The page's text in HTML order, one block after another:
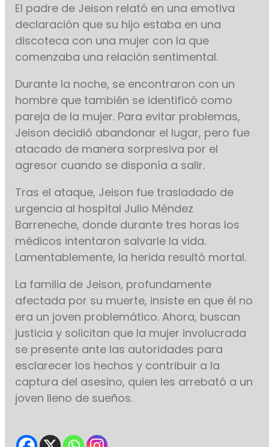
El padre de Jeison relató en una emotiva
declaración que su hijo estaba en una
discoteca con una mujer con la que
comenzaba una relación sentimental.
Durante la noche, se encontraron con un
hombre que también se identificó como
pareja de la mujer. Para evitar problemas,
Jeison decidió abandonar el lugar, pero fue
atacado de manera sorpresiva por el
agresor cuando se disponía a salir.
Tras el ataque, Jeison fue trasladado de
urgencia al hospital Julio Méndez
Barreneche, donde durante tres horas los
médicos intentaron salvarle la vida.
Lamentablemente, la herida resultó mortal.
La familia de Jeison, profundamente
afectada por su muerte, insiste en que él no
era un joven problemático. Ahora, buscan
justicia y solicitan que la mujer involucrada
se presente ante las autoridades para
esclarecer los hechos y contribuir a la
captura del asesino, quien les arrebató a un
joven lleno de sueños.